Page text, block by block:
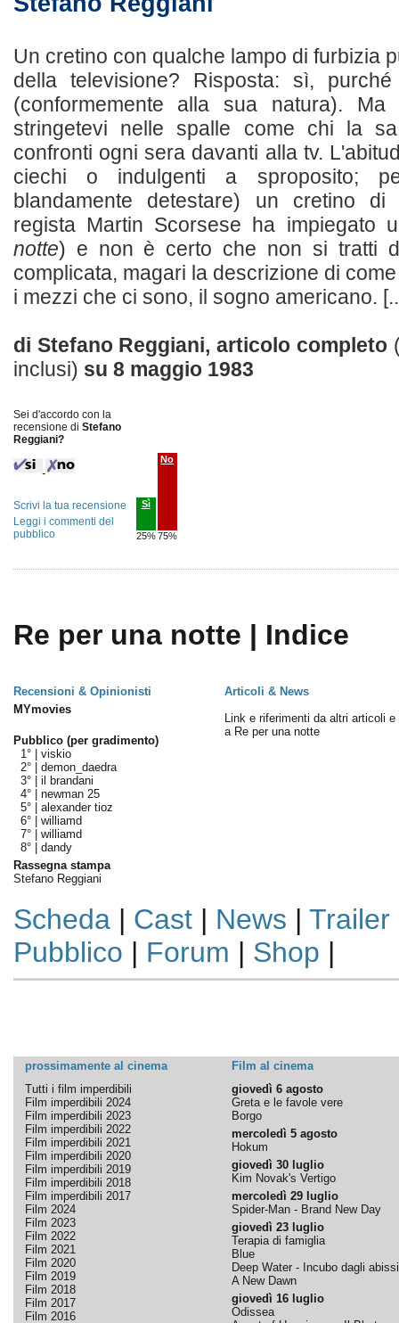
Un cretino con qualche lampo di furbizia
della televisione? Risposta: sì,
(conformemente alla sua natura).
stringetevi nelle spalle come chi la
confronti ogni sera davanti alla tv.
ciechi o indulgenti a sproposito;
blandamente detestare) un cretino
regista Martin Scorsese ha impiegato
notte) e non è certo che non si tratti
complicata, magari la descrizione di
i mezzi che ci sono, il sogno americano.
di Stefano Reggiani, articolo completo
inclusi) su 8 maggio 1983
Sei d'accordo con la
recensione di Stefano
Reggiani?
Sì
25%
No
75%
Scrivi la tua recensione
Leggi i commenti del
pubblico
Re per una notte | Indice
Recensioni & Opinionisti
Articoli & News
MYmovies
Pubblico (per gradimento)
1° | viskio
2° | demon_daedra
3° | il brandani
4° | newman 25
5° | alexander tioz
6° | williamd
7° | williamd
8° | dandy
Rassegna stampa
Stefano Reggiani
Link e riferimenti da altri articoli e
a Re per una notte
Scheda| Cast| News | Trailer
Pubblico | Forum | Shop |
prossimamente al cinema
Film al cinema
Tutti i film imperdibili
Film imperdibili 2024
Film imperdibili 2023
Film imperdibili 2022
Film imperdibili 2021
Film imperdibili 2020
Film imperdibili 2019
Film imperdibili 2018
Film imperdibili 2017
Film 2024
Film 2023
Film 2022
Film 2021
Film 2020
Film 2019
Film 2018
Film 2017
Film 2016
giovedì 6 agosto
Greta e le favole vere
Borgo
mercoledì 5 agosto
Hokum
giovedì 30 luglio
Kim Novak's Vertigo
mercoledì 29 luglio
Spider-Man - Brand New Day
giovedì 23 luglio
Terapia di famiglia
Blue
Deep Water - Incubo dagli abissi
A New Dawn
giovedì 16 luglio
Odissea